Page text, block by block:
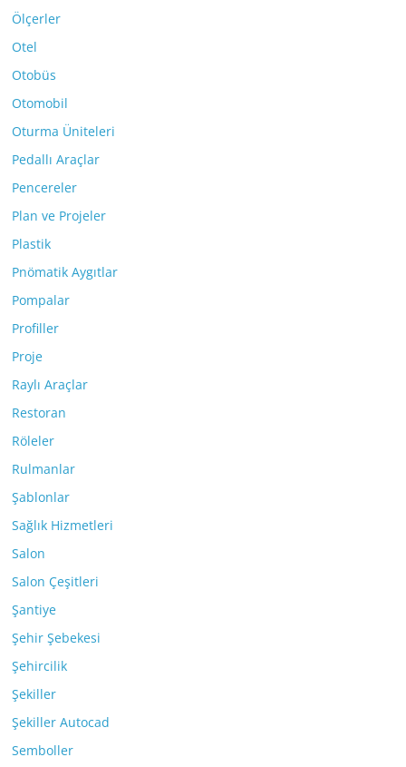
Ölçerler
Otel
Otobüs
Otomobil
Oturma Üniteleri
Pedallı Araçlar
Pencereler
Plan ve Projeler
Plastik
Pnömatik Aygıtlar
Pompalar
Profiller
Proje
Raylı Araçlar
Restoran
Röleler
Rulmanlar
Şablonlar
Sağlık Hizmetleri
Salon
Salon Çeşitleri
Şantiye
Şehir Şebekesi
Şehircilik
Şekiller
Şekiller Autocad
Semboller